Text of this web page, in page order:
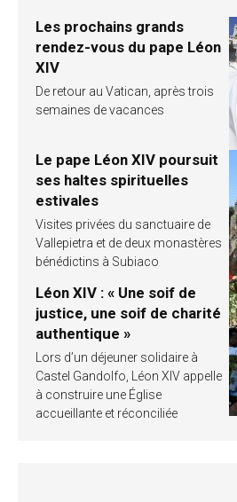
Les prochains grands
rendez-vous du pape Léon
XIV
De retour au Vatican, après trois
semaines de vacances
Le pape Léon XIV poursuit
ses haltes spirituelles
estivales
Visites privées du sanctuaire de
Vallepietra et de deux monastères
bénédictins à Subiaco
Léon XIV : « Une soif de
justice, une soif de charité
authentique »
Lors d’un déjeuner solidaire à
Castel Gandolfo, Léon XIV appelle
à construire une Église
accueillante et réconciliée